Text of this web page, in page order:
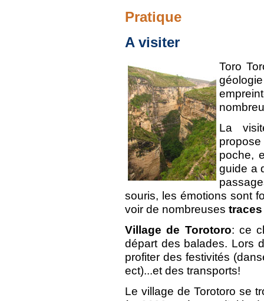
Pratique
A visiter
Toro
La
poche,
guide a
souris, les émotions sont
voir de nombreuses
Village de Torotoro: ce
départ des balades. Lors
profiter des festivités
ect)...et des transports!
Le village de Torotoro se